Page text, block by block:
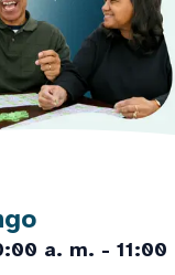
a. m. - 11:00